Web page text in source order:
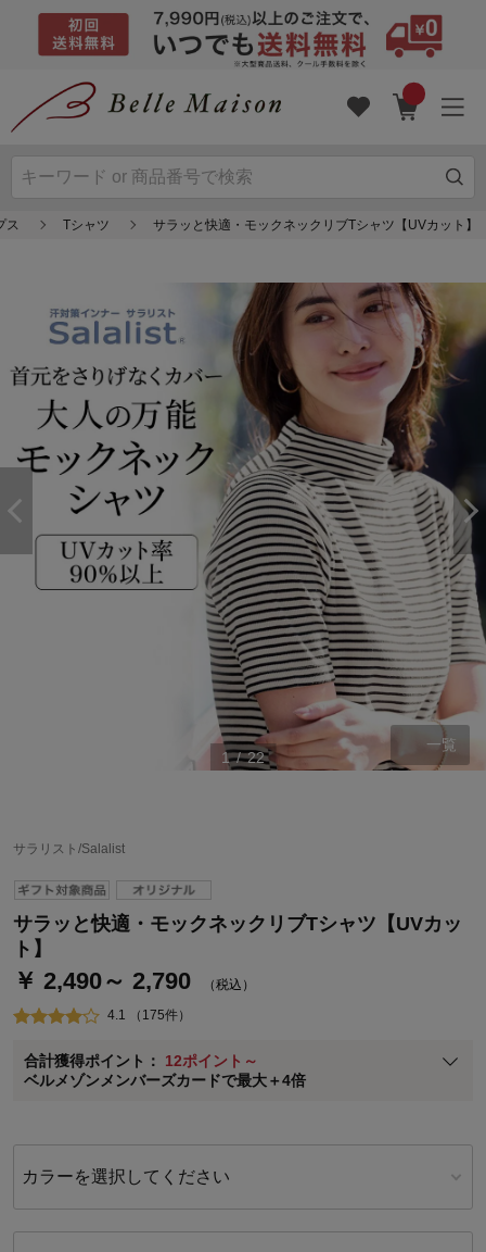
ス Tシャツ サラッと快適・モックネックリブTシャツ【UVカット】
1 / 22
一覧
サラリスト/Salalist
サラッと快適・モックネックリブTシャツ【UVカッ
ト】
￥ 2,490～ 2,790 （税込）
4.1 （175件）
合計獲得ポイント： 12ポイント～
ベルメゾンメンバーズカードで最大＋4倍
ステージが上がれば送料無料・返品引取無料！
ベルメゾンご優待サービスについて
ベルメゾン・ポイントについて
通常商品送料無料 返品引取無料（JCBのみ）
即時入会なら更に500円OFFクーポンプレゼント
※メンバーズカードの加算ポイントはステージ倍率適用前の基本ポイント
に対して適用されます。
カラーを選択してください